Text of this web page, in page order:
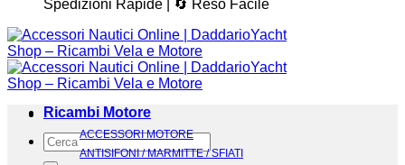
Spedizioni Rapide | 🔄 Reso Facile
Cerca:
Ricambi Motore
ACCESSORI MOTORE
ANTISIFONI / MARMITTE / SFIATI